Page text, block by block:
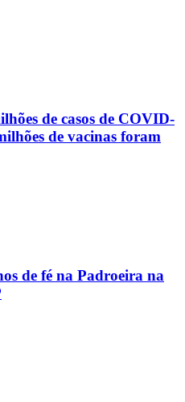
de casos de COVID-
de vacinas foram
de fé na Padroeira na